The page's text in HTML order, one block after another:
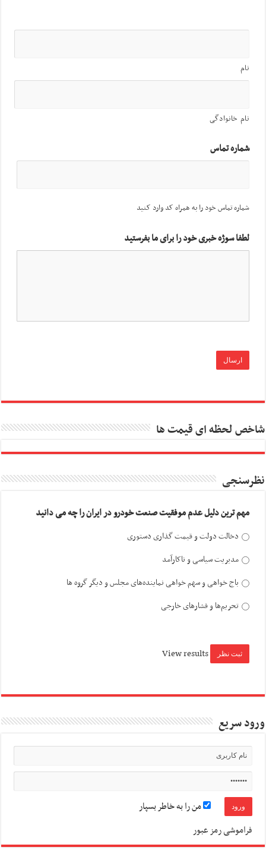
نام
نام خانوادگی
شماره تماس
شماره تماس خود را به همراه کد وارد کنید
لطفا سوژه خبری خود را برای ما بفرستید
شاخص لحظه ای قیمت ها
نظرسنجی
مهم ترین دلیل عدم موفقیت صنعت خودرو در ایران را چه می دانید
دخالت دولت و قیمت گذاری دستوری
مدیریت سیاسی و ناکارآمد
باج خواهی و سهم خواهی نماینده‌های مجلس و دیگر گروه ها
تحریم‌ها و فشارهای خارجی
View results
ورود سریع
من را به خاطر بسپار
فراموشی رمز عبور